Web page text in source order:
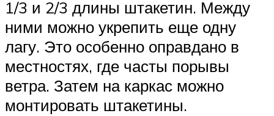
1/3 и 2/3 длины штакетин. Между
ними можно укрепить еще одну
лагу. Это особенно оправдано в
местностях, где часты порывы
ветра. Затем на каркас можно
монтировать штакетины.